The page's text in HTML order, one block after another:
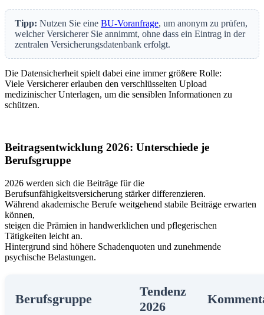
Tipp: Nutzen Sie eine BU-Voranfrage, um anonym zu prüfen,
welcher Versicherer Sie annimmt, ohne dass ein Eintrag in der
zentralen Versicherungsdatenbank erfolgt.
Die Datensicherheit spielt dabei eine immer größere Rolle:
Viele Versicherer erlauben den verschlüsselten Upload
medizinischer Unterlagen, um die sensiblen Informationen zu
schützen.
Beitragsentwicklung 2026: Unterschiede je
Berufsgruppe
2026 werden sich die Beiträge für die
Berufsunfähigkeitsversicherung stärker differenzieren.
Während akademische Berufe weitgehend stabile Beiträge erwarten
können,
steigen die Prämien in handwerklichen und pflegerischen
Tätigkeiten leicht an.
Hintergrund sind höhere Schadenquoten und zunehmende
psychische Belastungen.
Berufsgruppe
Tendenz
2026